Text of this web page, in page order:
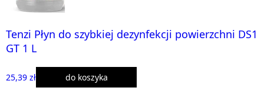
Tenzi Płyn do szybkiej dezynfekcji powierzchni DS1
GT 1 L
25,39 zł do koszyka